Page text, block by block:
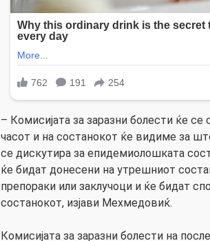
– Комисијата за заразни болести ќе се
часот и на состанокот ќе видиме за
се дискутира за епидемиолошката
ќе бидат донесени на утрешниот
препораки или заклучоци и ќе бидат
состанокот, изјави Мехмедовиќ.
Комисијата за заразни болести на